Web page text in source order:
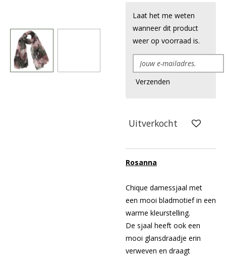
Laat het me weten
wanneer dit product
weer op voorraad is.
Verzenden
Uitverkocht
Rosanna
Chique damessjaal met
een mooi bladmotief in een
warme kleurstelling.
De sjaal heeft ook een
mooi glansdraadje erin
verweven en draagt